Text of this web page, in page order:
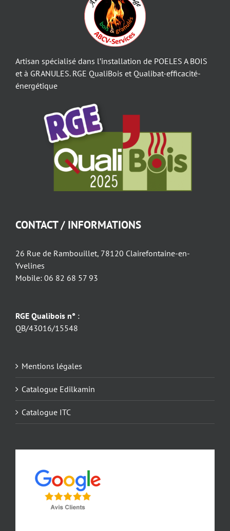
Artisan spécialisé dans l’installation de POELES A BOIS
et à GRANULES. RGE QualiBois et Qualibat-efficacité-
énergétique
CONTACT / INFORMATIONS
26 Rue de Rambouillet, 78120 Clairefontaine-en-
Yvelines
Mobile: 06 82 68 57 93
RGE Qualibois n° :
QB/43016/15548
Mentions légales
Catalogue Edilkamin
Catalogue ITC